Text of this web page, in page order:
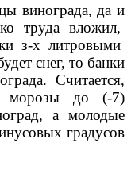
винограда, да и
труда вложил,
з-х литровыми
снег, то банки
Считается,
морозы до (-7)
а молодые
градусов